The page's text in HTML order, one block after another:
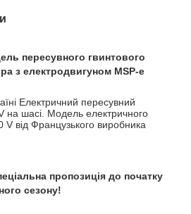
пересувного гвинтового
з електродвигуном MSP-e
Електричний пересувний
на шасі. Модель електричного
від Французького виробника
пропозиція до початку
сезону!